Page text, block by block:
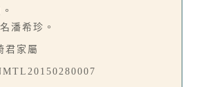
潘希珍。
君家屬